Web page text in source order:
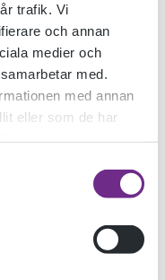
trafik. Vi
och annan
medier och
med.
med annan
eller som de har